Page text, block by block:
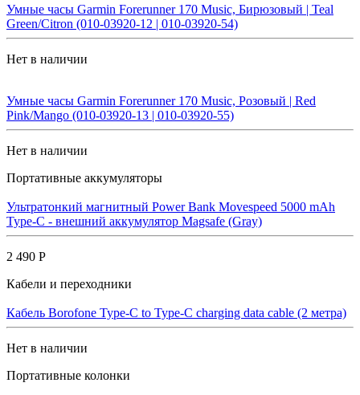
Умные часы Garmin Forerunner 170 Music, Бирюзовый | Teal
Green/Citron (010-03920-12 | 010-03920-54)
Нет в наличии
Умные часы Garmin Forerunner 170 Music, Розовый | Red
Pink/Mango (010-03920-13 | 010-03920-55)
Нет в наличии
Портативные аккумуляторы
Ультратонкий магнитный Power Bank Movespeed 5000 mAh
Type-C - внешний аккумулятор Magsafe (Gray)
2 490 Р
Кабели и переходники
Кабель Borofone Type-C to Type-C charging data cable (2 метра)
Нет в наличии
Портативные колонки